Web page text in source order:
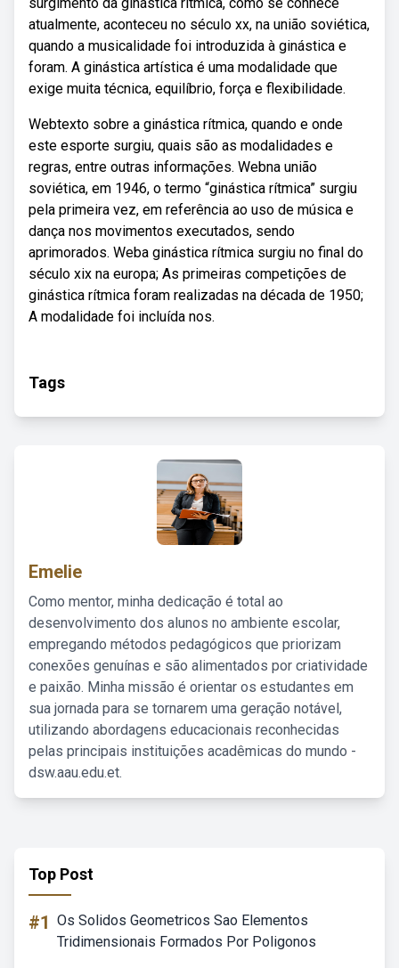
atualmente, aconteceu no século xx, na união soviética,
quando a musicalidade foi introduzida à ginástica e
foram. A ginástica artística é uma modalidade que
exige muita técnica, equilíbrio, força e flexibilidade.
Webtexto sobre a ginástica rítmica, quando e onde
este esporte surgiu, quais são as modalidades e
regras, entre outras informações. Webna união
soviética, em 1946, o termo “ginástica rítmica” surgiu
pela primeira vez, em referência ao uso de música e
dança nos movimentos executados, sendo
aprimorados. Weba ginástica rítmica surgiu no final do
século xix na europa; As primeiras competições de
ginástica rítmica foram realizadas na década de 1950;
A modalidade foi incluída nos.
Tags
Emelie
Como mentor, minha dedicação é total ao
desenvolvimento dos alunos no ambiente escolar,
empregando métodos pedagógicos que priorizam
conexões genuínas e são alimentados por criatividade
e paixão. Minha missão é orientar os estudantes em
sua jornada para se tornarem uma geração notável,
utilizando abordagens educacionais reconhecidas
pelas principais instituições acadêmicas do mundo -
dsw.aau.edu.et.
Top Post
#1 Os Solidos Geometricos Sao Elementos
Tridimensionais Formados Por Poligonos